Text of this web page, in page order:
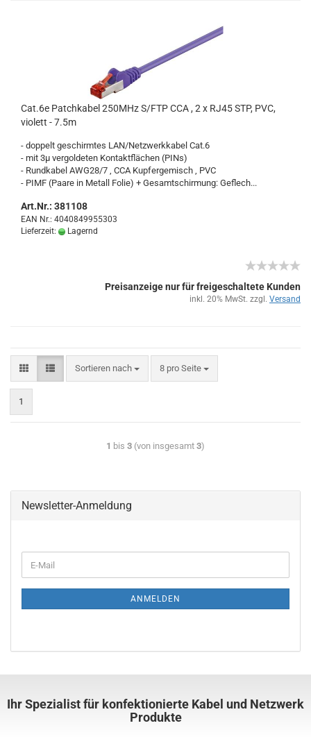
Cat.6e Patch­ka­bel 250MHz S/FTP CCA , 2 x RJ45 STP, PVC,
vio­lett - 7.5m
- dop­pelt ge­schirm­tes LAN/Netz­werk­ka­bel Cat.6
- mit 3µ ver­gol­de­ten Kon­takt­flä­chen (PINs)
- Rund­ka­bel AWG28/7 , CCA Kup­fer­ge­misch , PVC
- PIMF (Paare in Me­tall Folie) + Ge­samt­s­chir­mung: Ge­flech...
Art.Nr.: 381108
EAN Nr.: 4040849955303
Lieferzeit:
Lagernd
Preisanzeige nur für freigeschaltete Kunden
inkl. 20% MwSt. zzgl. Versand
Sortieren nach 8 pro Seite
1
1 bis 3 (von insgesamt 3)
Newsletter-Anmeldung
ANMELDEN
Ihr Spezialist für konfektionierte Kabel und Netzwerk
Produkte